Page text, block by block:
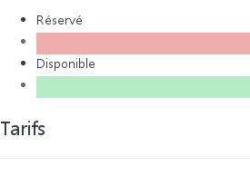
Réservé
Disponible
Tarifs